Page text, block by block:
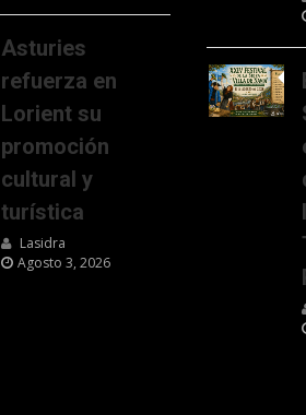
Asturies
refuerza en
Lorient su
promoción
cultural y
turística
Lasidra
Agosto 3, 2026